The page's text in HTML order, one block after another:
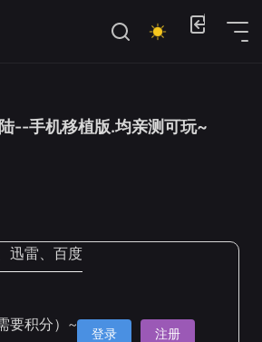
--手机移植版.均亲测可玩~
迅雷、百度
要积分）~ 登录 注册